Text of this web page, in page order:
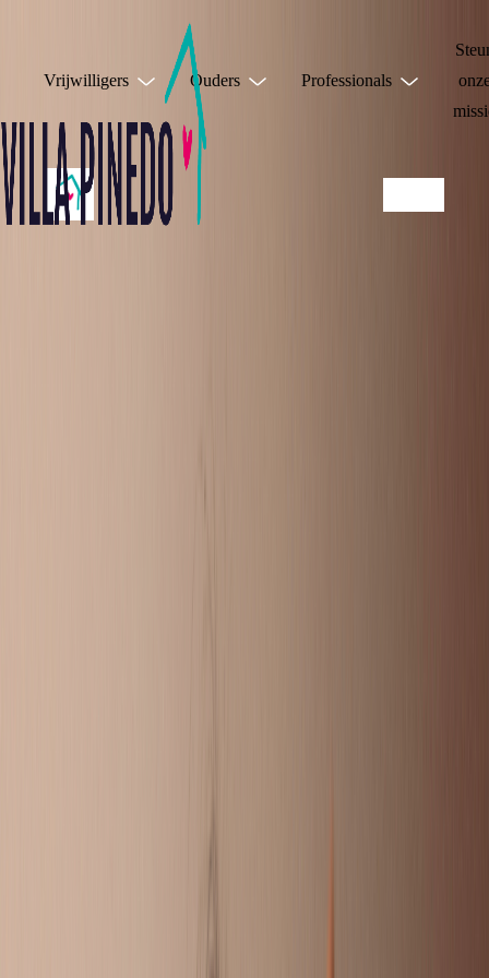
Vrijwilligers Ouders Professionals